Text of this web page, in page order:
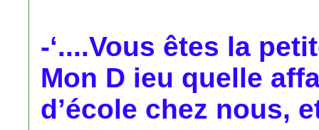
-‘....Vous êtes la
Mon D ieu quelle
d’école chez nous,